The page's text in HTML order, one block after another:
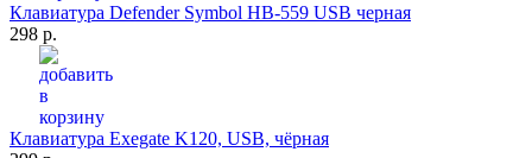
Клавиатура Defender Symbol HB-559 USB черная
298 р.
Клавиатура Exegate K120, USB, чёрная